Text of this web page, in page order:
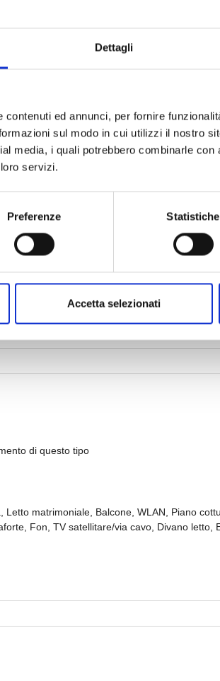
Dettagli
ed annunci, per fornire
sul modo in cui utilizzi il nostro
media, i quali potrebbero combinarle
servizi.
Preferenze Statistiche
Accetta selezionati